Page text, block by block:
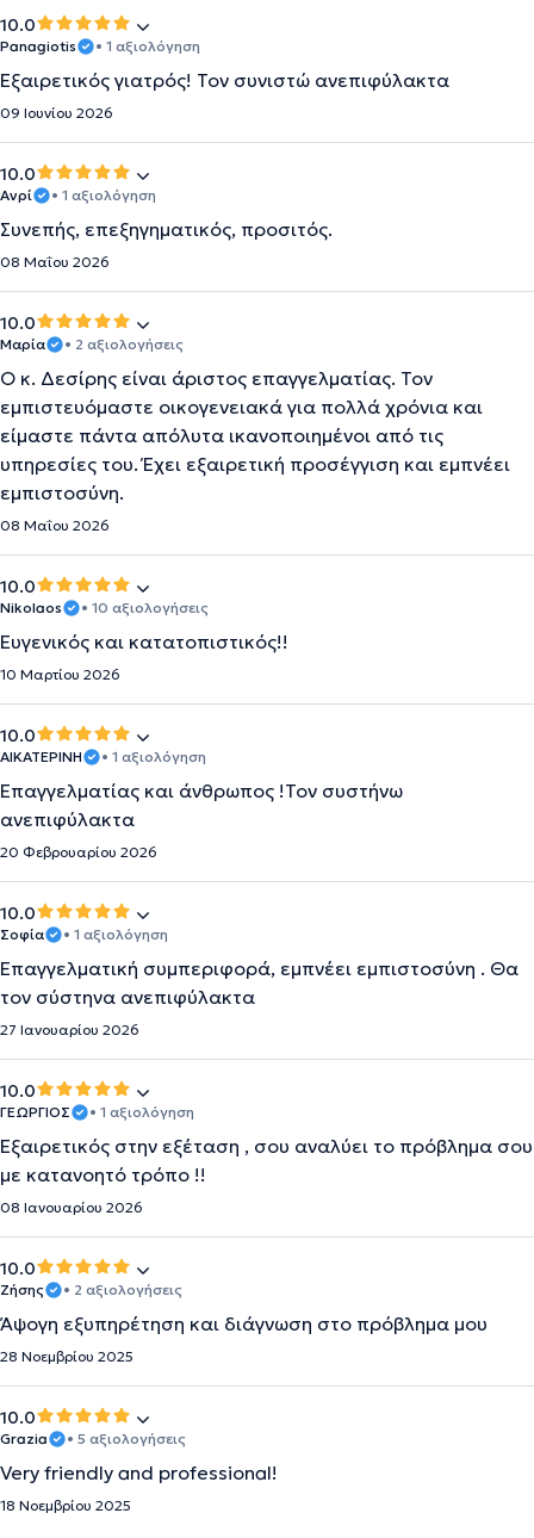
10.0
Panagiotis • 1 αξιολόγηση
Εξαιρετικός γιατρός! Τον συνιστώ ανεπιφύλακτα
09 Ιουνίου 2026
10.0
Ανρί • 1 αξιολόγηση
Συνεπής, επεξηγηματικός, προσιτός.
08 Μαΐου 2026
10.0
Μαρία • 2 αξιολογήσεις
Ο κ. Δεσίρης είναι άριστος επαγγελματίας. Τον
εμπιστευόμαστε οικογενειακά για πολλά χρόνια και
είμαστε πάντα απόλυτα ικανοποιημένοι από τις
υπηρεσίες του. Έχει εξαιρετική προσέγγιση και εμπνέει
εμπιστοσύνη.
08 Μαΐου 2026
10.0
Nikolaos • 10 αξιολογήσεις
Ευγενικός και κατατοπιστικός!!
10 Μαρτίου 2026
10.0
ΑΙΚΑΤΕΡΙΝΗ • 1 αξιολόγηση
Επαγγελματίας και άνθρωπος !Τον συστήνω
ανεπιφύλακτα
20 Φεβρουαρίου 2026
10.0
Σοφία • 1 αξιολόγηση
Επαγγελματική συμπεριφορά, εμπνέει εμπιστοσύνη . Θα
τον σύστηνα ανεπιφύλακτα
27 Ιανουαρίου 2026
10.0
ΓΕΩΡΓΙΟΣ • 1 αξιολόγηση
Εξαιρετικός στην εξέταση , σου αναλύει το πρόβλημα σου
με κατανοητό τρόπο !!
08 Ιανουαρίου 2026
10.0
Ζήσης • 2 αξιολογήσεις
Άψογη εξυπηρέτηση και διάγνωση στο πρόβλημα μου
28 Νοεμβρίου 2025
10.0
Grazia • 5 αξιολογήσεις
Very friendly and professional!
18 Νοεμβρίου 2025